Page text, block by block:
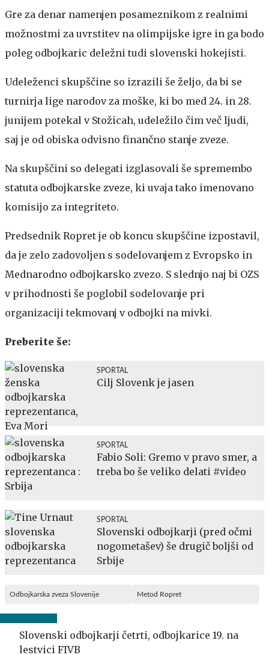
Gre za denar namenjen posameznikom z realnimi
možnostmi za uvrstitev na olimpijske igre in ga bodo
poleg odbojkaric deležni tudi slovenski hokejisti.
Udeleženci skupščine so izrazili še željo, da bi se
turnirja lige narodov za moške, ki bo med 24. in 28.
junijem potekal v Stožicah, udeležilo čim več ljudi,
saj je od obiska odvisno finančno stanje zveze.
Na skupščini so delegati izglasovali še spremembo
statuta odbojkarske zveze, ki uvaja tako imenovano
komisijo za integriteto.
Predsednik Ropret je ob koncu skupščine izpostavil,
da je zelo zadovoljen s sodelovanjem z Evropsko in
Mednarodno odbojkarsko zvezo. S slednjo naj bi OZS
v prihodnosti še poglobil sodelovanje pri
organizaciji tekmovanj v odbojki na mivki.
Preberite še:
SPORTAL
Cilj Slovenk je jasen
SPORTAL
Fabio Soli: Gremo v pravo smer, a
treba bo še veliko delati #video
SPORTAL
Slovenski odbojkarji (pred očmi
nogometašev) še drugič boljši od
Srbije
Odbojkarska zveza Slovenije Metod Ropret
Slovenski odbojkarji četrti, odbojkarice 19. na
lestvici FIVB